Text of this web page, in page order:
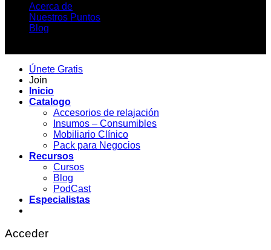
Acerca de
Nuestros Puntos
Blog
Únete Gratis
Join
Inicio
Catalogo
Accesorios de relajación
Insumos – Consumibles
Mobiliario Clínico
Pack para Negocios
Recursos
Cursos
Blog
PodCast
Especialistas
Acceder